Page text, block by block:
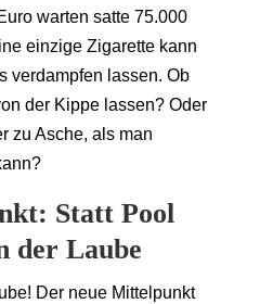
warten satte 75.000
einzige Zigarette kann
verdampfen lassen. Ob
der Kippe lassen? Oder
zu Asche, als man
Statt Pool
der Laube
Der neue Mittelpunkt